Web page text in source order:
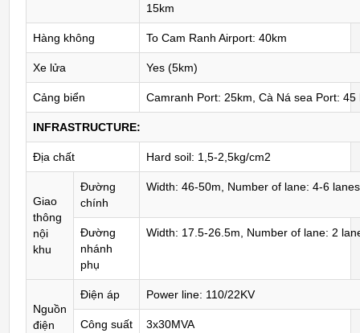
15km
Hàng không To Cam Ranh Airport: 40km
Xe lửa Yes (5km)
Cảng biển Camranh Port: 25km, Cà Ná sea Port: 45
INFRASTRUCTURE:
Địa chất Hard soil: 1,5-2,5kg/cm2
Giao
thông
nội
khu
Đường
chính
Width: 46-50m, Number of lane: 4-6 lanes
Đường
nhánh
phụ
Width: 17.5-26.5m, Number of lane: 2
Nguồn
điện
Điện áp Power line: 110/22KV
Công suất
3x30MVA